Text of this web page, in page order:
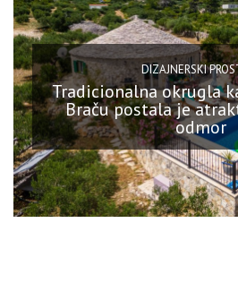
DIZAJNERSKI
Tradicionalna okrugla
Braču postala je
odmor